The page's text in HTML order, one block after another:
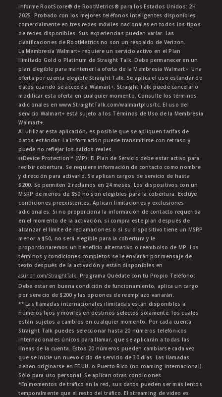
informe RootScore® de RootMetrics® para los Estados Unidos: 2H
2025. Probado con los mejores teléfonos inteligentes disponibles
comercialmente en tres redes móviles nacionales en todos los tipos
de redes disponibles. Sus experiencias pueden variar. Las
clasificaciones de RootMetrics no son un respaldo de Verizon.
La Membresía Walmart+ requiere un servicio activo en el Plan
Ilimitado Gold o Platinum de Straight Talk. Debe permanecer en un
plan elegible para mantener la oferta de la Membresía Walmart+. Una
oferta por cuenta elegible Straight Talk. Se aplica el uso estándar de
datos cuando se accede a Walmart+. Straight Talk puede cancelar o
modificar esta oferta en cualquier momento. Consulte los términos
adicionales en www.StraightTalk.com/walmartplus/tc. El uso del
servicio Walmart+ está sujeto a los Términos de Uso de la Membresía
Walmart+.
Al utilizar esta aplicación, es posible que se apliquen tarifas de
datos estándar. La información puede transmitirse con retraso y
puede no reflejar los saldos reales.
ŧŧDevice Protection™ (MP): El Plan de Servicio debe estar activo para
recibir cobertura. Se requiere información de contacto como nombre
y dirección para activarlo. Se aplican cargos de servicio de hasta
$200. Se permiten 2 reclamos en 24 meses. Los dispositivos con un
MSRP de menos de $50 no son elegibles para la cobertura. Excluye
condiciones preexistentes. Aplican limitaciones y exclusiones
adicionales. Si no proporciona la información de contacto requerida
en el momento de la activación, si compra este plan después de
alcanzar el límite de reclamaciones o si su dispositivo tiene un MSRP
menor a $50, no será elegible para la cobertura y le
proporcionaremos un beneficio alternativo o reembolso de MP. Los
términos y condiciones completos se le enviarán por mensaje de
texto después de la activación y están disponibles en
asurion.com/StraightTalk. Programa Quédate con tu Propio Teléfono:
Debe estar en buena condición de funcionamiento, aplica un cargo
por servicio de $200 y las opciones de reemplazo variarán.
** Las llamadas internacionales ilimitadas están disponibles a
números fijos y móviles en destinos selectos solamente, los cuales
están sujetos a cambios en cualquier momento. Por cada cuenta
Straight Talk puedes seleccionar hasta 20 números telefónicos
internacionales únicos para llamar, que se aplicarán a todas las
líneas de la cuenta. Estos 20 números pueden cambiarse cada vez
que se inicie un nuevo ciclo de servicio de 30 días. Las llamadas
deben originarse en EE.UU. o Puerto Rico (no roaming internacional).
Sólo para uso personal. Se aplican otras condiciones.
*En momentos de tráfico en la red, sus datos pueden ser más lentos
temporalmente que el resto del tráfico. El streaming de video es